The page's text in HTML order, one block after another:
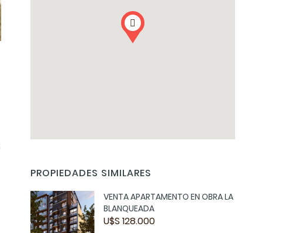
PROPIEDADES SIMILARES
VENTA APARTAMENTO EN OBRA LA
BLANQUEADA
U$S 128.000